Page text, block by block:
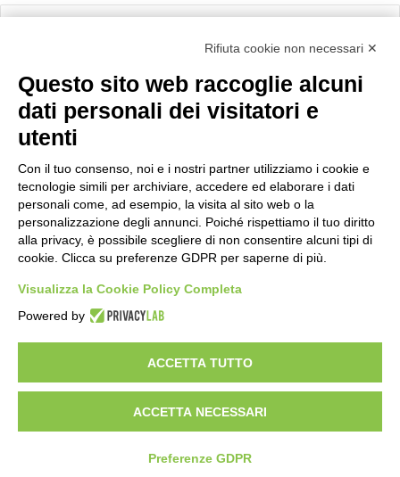
Importo netto (€):
Calcola
Scorporo IVA
Importo lordo (€):
Rifiuta cookie non necessari ✕
Questo sito web raccoglie alcuni
dati personali dei visitatori e
utenti
Con il tuo consenso, noi e i nostri partner utilizziamo i cookie e
tecnologie simili per archiviare, accedere ed elaborare i dati
personali come, ad esempio, la visita al sito web o la
personalizzazione degli annunci. Poiché rispettiamo il tuo diritto
alla privacy, è possibile scegliere di non consentire alcuni tipi di
cookie. Clicca su preferenze GDPR per saperne di più.
Visualizza la Cookie Policy Completa
Powered by
ACCETTA TUTTO
ACCETTA NECESSARI
Preferenze GDPR